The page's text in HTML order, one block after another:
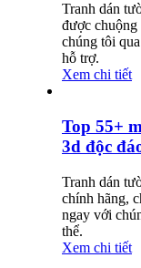
Tranh dán
được chuộng
chúng tôi
hỗ trợ.
Xem chi tiết
Top 55+
3d độc
Tranh dán
chính hãng,
ngay với
thể.
Xem chi tiết